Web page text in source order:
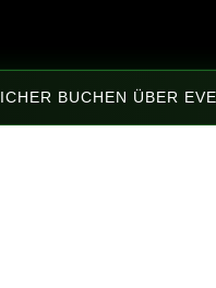
BUCHEN ÜBER